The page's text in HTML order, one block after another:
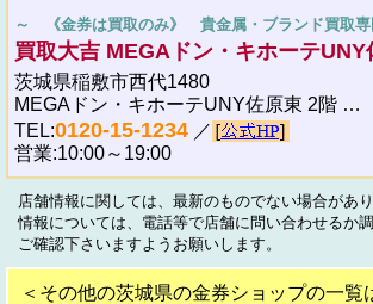
～ 《金券は買取のみ》 貴金属・ブランド買取
買取大吉 MEGAドン・キホーテUNY
茨城県稲敷市西代1480
MEGAドン・キホーテUNY佐原東 2階 …
TEL:0120-15-1234 ／
営業:10:00～19:00
店舗情報に関しては、最新のものでない場合があ
情報については、電話等で店舗に問い合わせるか
ご確認下さいますようお願いします。
＜その他の茨城県の金券ショップの一覧